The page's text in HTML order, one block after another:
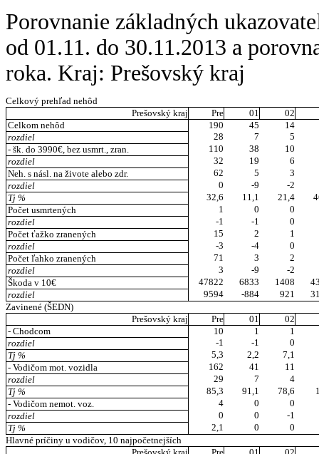
Porovnanie základných
od 01.11. do 30.11.2013 a
roka. Kraj: Prešovský kraj
Celkový prehľad nehôd
Prešovský kraj
Pre 01
02
Celkom nehôd
190 45
14
rozdiel
28 7
5
- šk. do 3990€, bez usmrt., zran.
110 38
10
rozdiel
32 19
6
Neh. s násl. na živote alebo zdr.
62 5
3
rozdiel
0 -9
-2
Tj %
32,6 11,1 21,4
Počet usmrtených
1 0
0
rozdiel
-1 -1
0
Počet ťažko zranených
15 2
1
rozdiel
-3 -4
0
Počet ľahko zranených
71 3
2
rozdiel
3 -9
-2
Škoda v 10€
47822 6833 1408
rozdiel
9594 -884 921
Zavinené (ŠEDN)
Prešovský kraj
Pre 01
02
- Chodcom
10 1
1
rozdiel
-1 -1
0
Tj %
5,3 2,2
7,1
- Vodičom mot. vozidla
162 41
11
rozdiel
29 7
4
Tj %
85,3 91,1 78,6
- Vodičom nemot. voz.
4 0
0
rozdiel
0 0
-1
Tj %
2,1 0
0
Hlavné príčiny u vodičov, 10 najpočetnejších